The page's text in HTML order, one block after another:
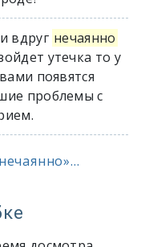
вдруг нечаянно
утечка то у
появятся
проблемы с